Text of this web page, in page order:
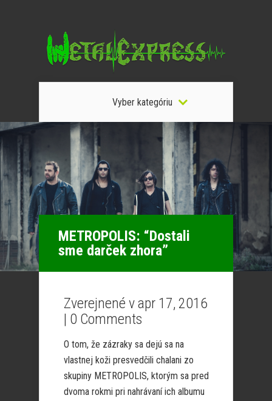
Vyber kategóriu
METROPOLIS: “Dostali
sme darček zhora”
Zverejnené v apr 17, 2016
| 0 Comments
O tom, že zázraky sa dejú sa na
vlastnej koži presvedčili chalani zo
skupiny METROPOLIS, ktorým sa pred
dvoma rokmi pri nahrávaní ich albumu